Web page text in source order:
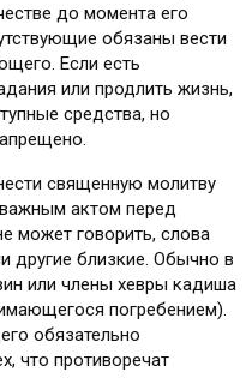
до момента его
обязаны вести
Если есть
или продлить жизнь,
средства, но
священную молитву
важным актом перед
может говорить, слова
другие близкие. Обычно в
или члены хевры кадиша
погребением).
обязательно
что противоречат